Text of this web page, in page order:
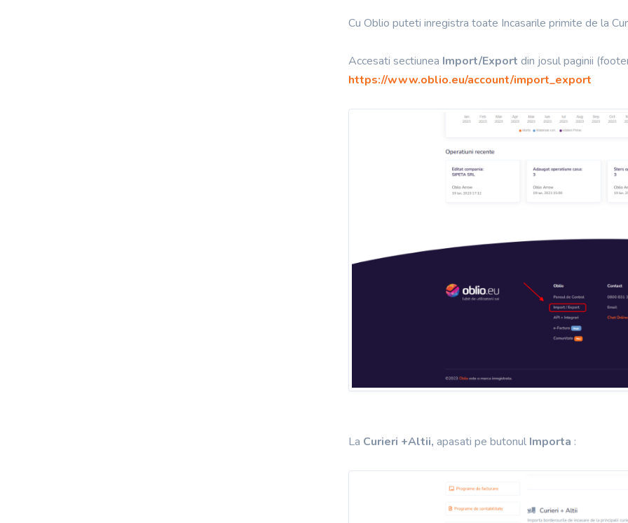
Cu Oblio puteti inregistra toate Incasarile primite de la
Accesati sectiunea Import/Export din josul paginii
https://www.oblio.eu/account/import_export
La Curieri +Altii, apasati pe butonul Importa :